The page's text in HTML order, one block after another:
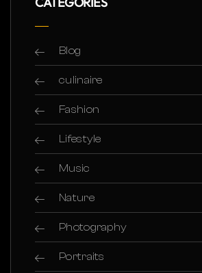
Blog
culinaire
Fashion
Lifestyle
Music
Nature
Photography
Portraits